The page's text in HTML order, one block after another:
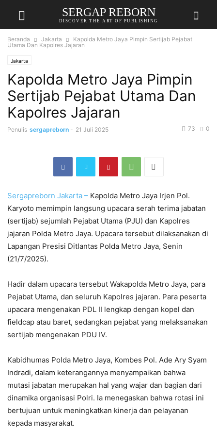
SERGAP REBORN
DISCOVER THE ART OF PUBLISHING
Beranda Jakarta
Kapolda Metro Jaya Pimpin Sertijab Pejabat
Utama Dan Kapolres Jajaran
Jakarta
Kapolda Metro Jaya Pimpin
Sertijab Pejabat Utama Dan
Kapolres Jajaran
Penulis sergapreborn - 21 Juli 2025 0
73
Sergapreborn Jakarta – Kapolda Metro Jaya Irjen Pol.
Karyoto memimpin langsung upacara serah terima jabatan
(sertijab) sejumlah Pejabat Utama (PJU) dan Kapolres
jajaran Polda Metro Jaya. Upacara tersebut dilaksanakan di
Lapangan Presisi Ditlantas Polda Metro Jaya, Senin
(21/7/2025).
Hadir dalam upacara tersebut Wakapolda Metro Jaya, para
Pejabat Utama, dan seluruh Kapolres jajaran. Para peserta
upacara mengenakan PDL II lengkap dengan kopel dan
fieldcap atau baret, sedangkan pejabat yang melaksanakan
sertijab mengenakan PDU IV.
Kabidhumas Polda Metro Jaya, Kombes Pol. Ade Ary Syam
Indradi, dalam keterangannya menyampaikan bahwa
mutasi jabatan merupakan hal yang wajar dan bagian dari
dinamika organisasi Polri. Ia menegaskan bahwa rotasi ini
bertujuan untuk meningkatkan kinerja dan pelayanan
kepada masyarakat.